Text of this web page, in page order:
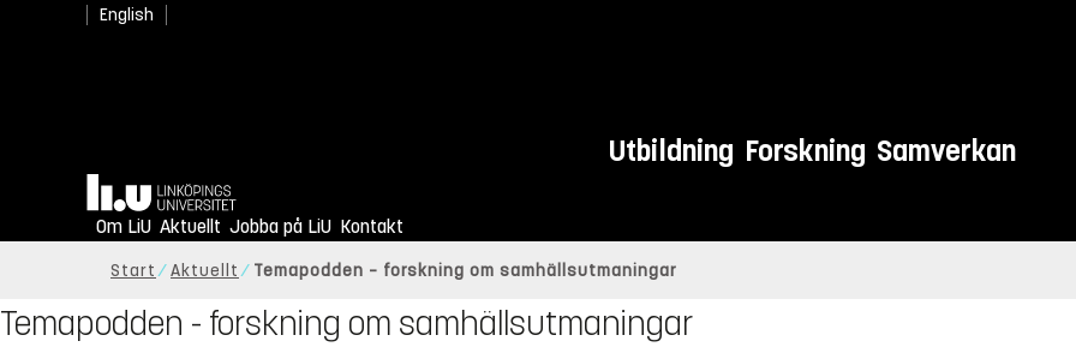
English
Utbildning Forskning Samverkan
Hem
Om LiU Aktuellt Jobba på LiU Kontakt
Start Aktuellt Temapodden – forskning om samhällsutmaningar
Temapodden - forskning om samhällsutmaningar